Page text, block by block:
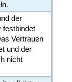
der
festbindet
Vertrauen
und der
nicht